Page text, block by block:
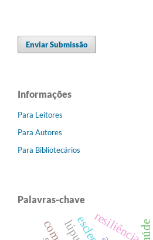
Enviar Submissão
Informações
Para Leitores
Para Autores
Para Bibliotecários
Palavras-chave
resiliência